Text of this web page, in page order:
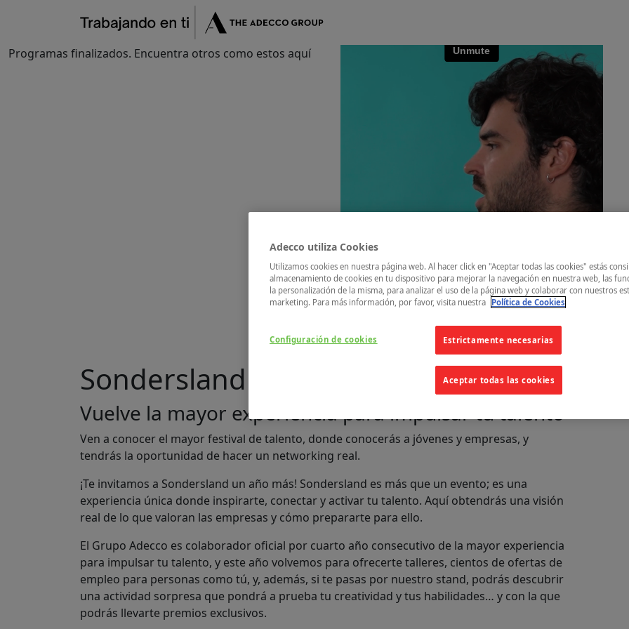
Encuentra tu oportunidad Flash Jobs CV Maker
Programas finalizados. Encuentra otros como estos aquí
Sondersland 2025
Vuelve la mayor experiencia para impulsar tu talento
Ven a conocer el mayor festival de talento, donde conocerás a jóvenes y empresas, y
tendrás la oportunidad de hacer un networking real.
¡Te invitamos a Sondersland un año más! Sondersland es más que un evento; es una
experiencia única donde inspirarte, conectar y activar tu talento. Aquí obtendrás una visión
real de lo que valoran las empresas y cómo prepararte para ello.
El Grupo Adecco es colaborador oficial por cuarto año consecutivo de la mayor experiencia
para impulsar tu talento, y este año volvemos para ofrecerte talleres, cientos de ofertas de
empleo para personas como tú, y, además, si te pasas por nuestro stand, podrás descubrir
una actividad sorpresa que pondrá a prueba tu creatividad y tus habilidades… y con la que
podrás llevarte premios exclusivos.
Adecco utiliza Cookies
Utilizamos cookies en nuestra página web. Al hacer click en "Aceptar todas las cookies" estás
almacenamiento de cookies en tu dispositivo para mejorar la navegación en nuestra web, las
la personalización de la misma, para analizar el uso de la página web y colaborar con nuestros
marketing. Para más información, por favor, visita nuestra Política de Cookies
Estrictamente necesarias
Aceptar todas las cookies
Configuración de cookies